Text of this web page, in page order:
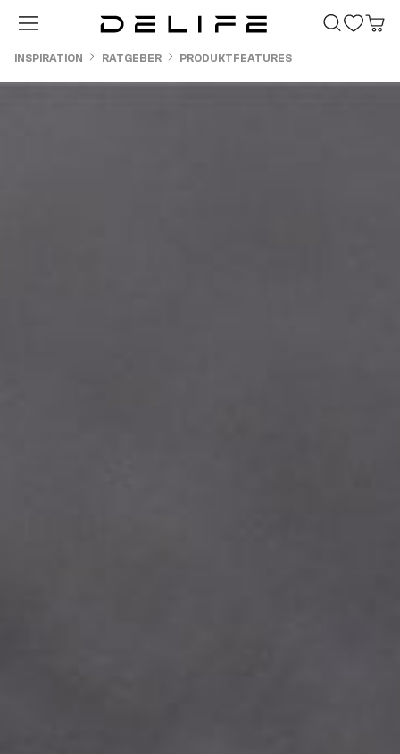
Zum Hauptinhalt springen
INSPIRATION RATGEBER PRODUKTFEATURES